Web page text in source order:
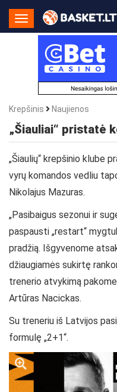
Toggle
Navigation
Krepšinis Naujienos
„Šiauliai“ pristatė
„Šiaulių“ krepšinio klube
vyrų komandos vedliu
Nikolajus Mazuras.
„Pasibaigus sezonui ir
paspausti „restart“
pradžią. Išgyvenome
džiaugiamės sukirtę
trenerio atvykimą
Artūras Nacickas.
Su treneriu iš Latvijos
formulę „2+1“.